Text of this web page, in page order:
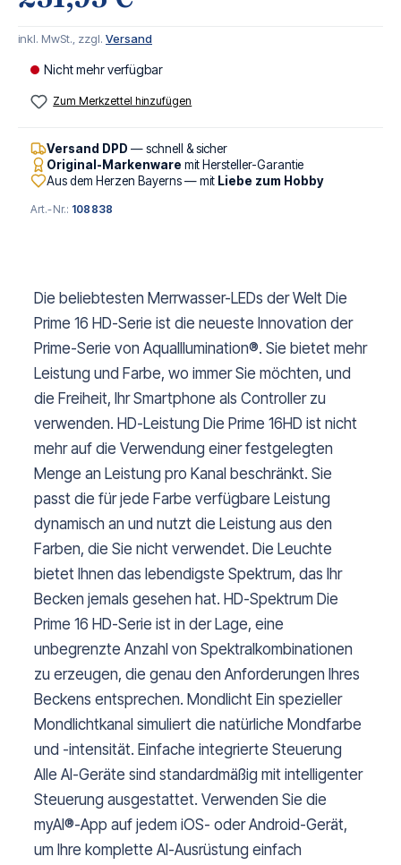
inkl. MwSt., zzgl. Versand
Nicht mehr verfügbar
Zum Merkzettel hinzufügen
Versand DPD — schnell & sicher
Original-Markenware mit Hersteller-Garantie
Aus dem Herzen Bayerns — mit Liebe zum Hobby
Art.-Nr.: 108838
Die beliebtesten Merrwasser-LEDs der Welt Die
Prime 16 HD-Serie ist die neueste Innovation der
Prime-Serie von AquaIllumination®. Sie bietet mehr
Leistung und Farbe, wo immer Sie möchten, und
die Freiheit, Ihr Smartphone als Controller zu
verwenden. HD-Leistung Die Prime 16HD ist nicht
mehr auf die Verwendung einer festgelegten
Menge an Leistung pro Kanal beschränkt. Sie
passt die für jede Farbe verfügbare Leistung
dynamisch an und nutzt die Leistung aus den
Farben, die Sie nicht verwendet. Die Leuchte
bietet Ihnen das lebendigste Spektrum, das Ihr
Becken jemals gesehen hat. HD-Spektrum Die
Prime 16 HD-Serie ist in der Lage, eine
unbegrenzte Anzahl von Spektralkombinationen
zu erzeugen, die genau den Anforderungen Ihres
Beckens entsprechen. Mondlicht Ein spezieller
Mondlichtkanal simuliert die natürliche Mondfarbe
und -intensität. Einfache integrierte Steuerung
Alle AI-Geräte sind standardmäßig mit intelligenter
Steuerung ausgestattet. Verwenden Sie die
myAI®-App auf jedem iOS- oder Android-Gerät,
um Ihre komplette AI-Ausrüstung einfach